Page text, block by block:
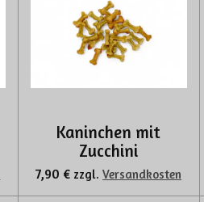
Kaninchen mit
Zucchini
7,90 € zzgl.Versandkosten